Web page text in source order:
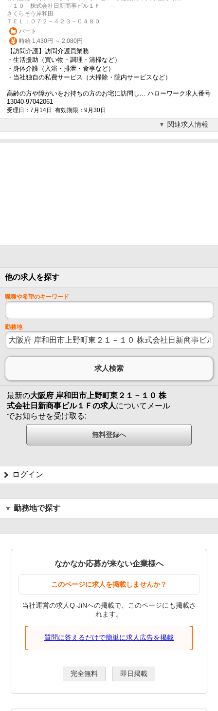
－１０ 株式会社日新商事ビル１Ｆ
さくらそう岸和田
ＴＥＬ：０７２－４２３－０４８０
パート
時給 1,430円 ～ 2,080円
【訪問介護】訪問介護員業務
・生活援助（買い物・調理・清掃など）
・身体介護（入浴・排泄・食事など）
・当社独自の私費サービス（大掃除・院内サービスなど）
高齢の方や障がいをお持ちの方のお宅に訪問し... ハローワーク求人番号
13040-97042061
受理日：7月14日 有効期限：9月30日
関連求人情報
他の求人を探す
職種や希望のキーワード
勤務地
最新の大阪府 岸和田市上野町東２１－１０ 株
式会社日新商事ビル１Ｆの求人についてメール
でお知らせを受け取る:
ログイン
勤務地で探す
なかなか応募が来ない企業様へ
このページに求人を掲載しませんか？
当社運営の求人Q-JiNへの掲載で、このページにも掲載さ
れます。
質問に答えるだけで簡単に求人広告を掲載
完全無料 即日掲載